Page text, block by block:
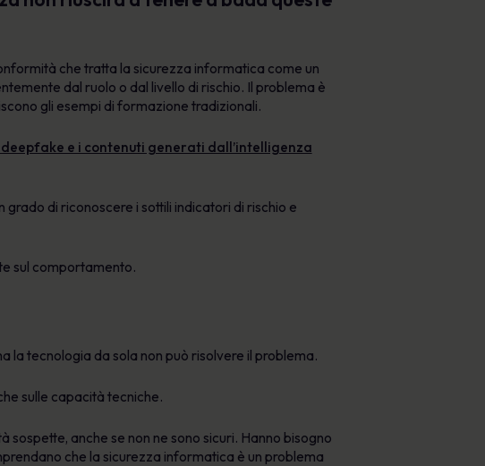
che tratta la sicurezza informatica come un
dal ruolo o dal livello di rischio. Il problema è
gli esempi di formazione tradizionali.
deepfake e i contenuti generati dall’intelligenza
grado di riconoscere i sottili indicatori di rischio e
sul comportamento.
la tecnologia da sola non può risolvere il problema.
sulle capacità tecniche.
anche se non ne sono sicuri. Hanno bisogno
che la sicurezza informatica è un problema